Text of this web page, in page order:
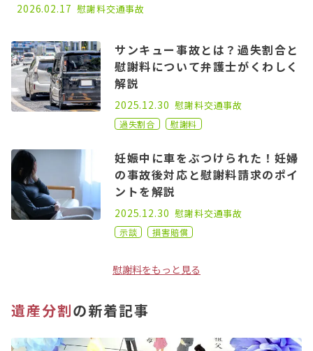
2026.02.17 慰謝料交通事故
サンキュー事故とは？過失割合と
慰謝料について弁護士がくわしく
解説
2021.06.02
2025.12.30 慰謝料交通事故
過失割合 慰謝料
妊娠中に車をぶつけられた！妊婦
の事故後対応と慰謝料請求のポイ
ントを解説
2021.05.21
2025.12.30 慰謝料交通事故
示談 損害賠償
慰謝料をもっと見る
遺産分割の新着記事